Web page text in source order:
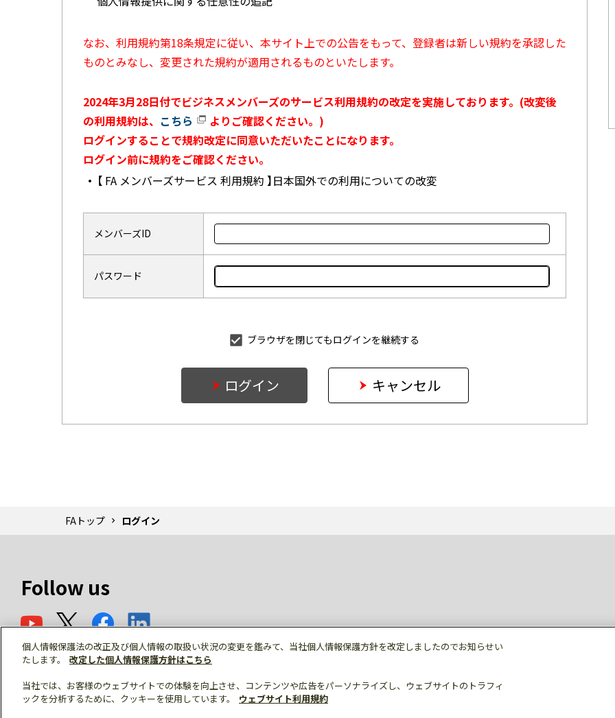
なお、利用規約第18条規定に従い、本サイト上での公告をもって、登録者は新しい規約を承認した
ものとみなし、変更された規約が適用されるものといたします。
2024年3月28日付でビジネスメンバーズのサービス利用規約の改定を実施しております。(改変後
の利用規約は、 こちら
よりご確認ください。)
ログインすることで規約改定に同意いただいたことになります。
ログイン前に規約をご確認ください。
【 FA メンバーズサービス 利用規約 】日本国外での利用についての改変
メンバーズID
パスワード
ブラウザを閉じてもログインを継続する
ログイン キャンセル
FAトップ ログイン
Follow us
© Mitsubishi Electric Corporation
個人情報保護法の改正及び個人情報の取扱い状況の変更を鑑みて、当社個人情報保護方針を改定しましたのでお知らせい
たします。
改定した個人情報保護方針はこちら
当社では、お客様のウェブサイトでの体験を向上させ、コンテンツや広告をパーソナライズし、ウェブサイトのトラフィ
ックを分析するために、クッキーを使用しています。
ウェブサイト利用規約